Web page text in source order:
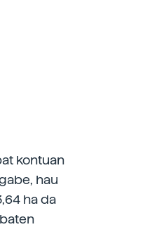
kontuan
hau
ha da